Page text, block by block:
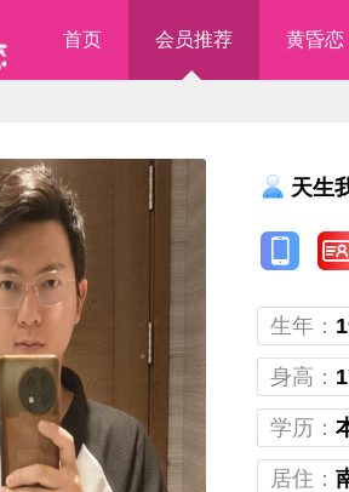
首页 会员推荐 黄昏恋
天生
生年：
身高：
学历：
居住：